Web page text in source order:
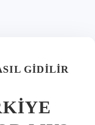
GIDILIR